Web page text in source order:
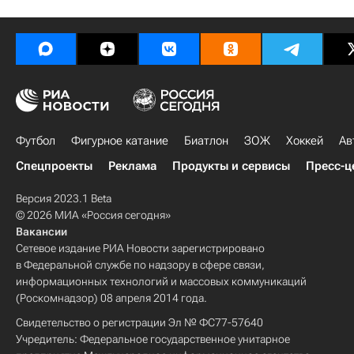
Футбол Фигурное катание Биатлон ЗОЖ Хоккей
Спецпроекты
Реклама Продукты и сервисы Пресс-
Версия 2023.1 Beta
© 2026 МИА «Россия сегодня»
Вакансии
Сетевое издание РИА Новости зарегистрировано
в Федеральной службе по надзору в сфере связи,
информационных технологий и массовых коммуникаций
(Роскомнадзор) 08 апреля 2014 года.
Свидетельство о регистрации Эл № ФС77-57640
Учредитель: Федеральное государственное унитарное